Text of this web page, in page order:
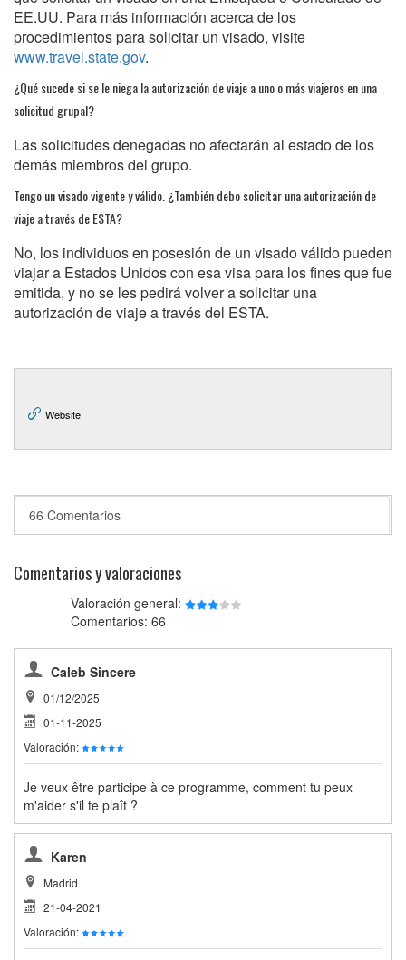
EE.UU. Para más información acerca de los
procedimientos para solicitar un visado, visite
www.travel.state.gov.
¿Qué sucede si se le niega la autorización de viaje a uno o más viajeros en una
solicitud grupal?
Las solicitudes denegadas no afectarán al estado de los
demás miembros del grupo.
Tengo un visado vigente y válido. ¿También debo solicitar una autorización de
viaje a través de ESTA?
No, los individuos en posesión de un visado válido pueden
viajar a Estados Unidos con esa visa para los fines que fue
emitida, y no se les pedirá volver a solicitar una
autorización de viaje a través del ESTA.
Website
66 Comentarios
Comentarios y valoraciones
Valoración general:
Comentarios: 66
Caleb Sincere
01/12/2025
01-11-2025
Valoración:
Je veux être participe à ce programme, comment tu peux
m'aider s'il te plaît ?
Karen
Madrid
21-04-2021
Valoración: